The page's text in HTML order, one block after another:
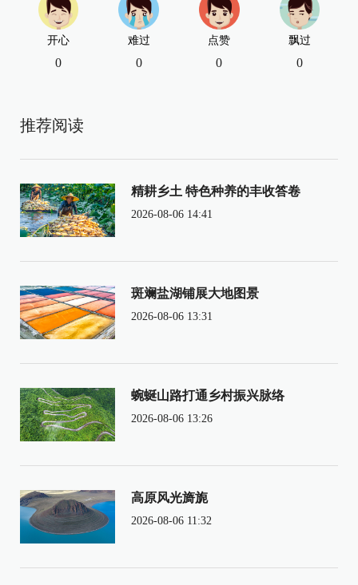
开心
0
难过
0
点赞
0
飘过
0
推荐阅读
精耕乡土 特色种养的丰收答卷
2026-08-06 14:41
斑斓盐湖铺展大地图景
2026-08-06 13:31
蜿蜒山路打通乡村振兴脉络
2026-08-06 13:26
高原风光旖旎
2026-08-06 11:32